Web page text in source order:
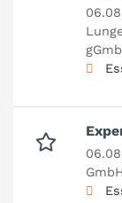
GmbH